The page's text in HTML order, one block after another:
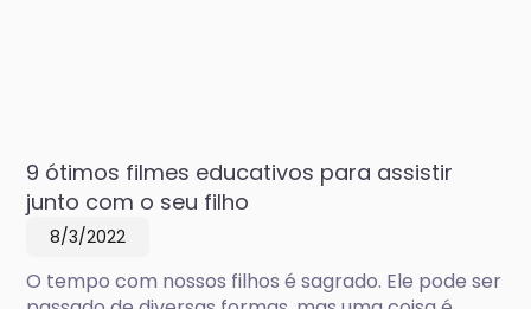
9 ótimos filmes educativos para assistir
junto com o seu filho
8/3/2022
O tempo com nossos filhos é sagrado. Ele pode ser